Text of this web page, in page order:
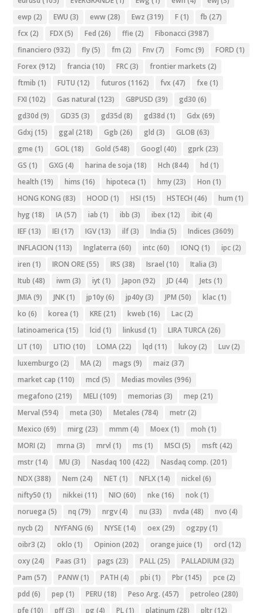
ewp (2) EWU (3) eww(28) Ewz (319) F(1) fb (27)
fcx (2) FDX(5) Fed (26) ffie (2) Fibonacci (3987)
financiero (932) fly(5) fm (2) Fnv(7) Fomc(9) FORD (1)
Forex (912) francia (10) FRC(3) frontier markets (2)
ftmib (1) FUTU (12) futuros (1162) fvx (47) fxe (1)
FXI (102) Gas natural (123) GBPUSD (39) gd30 (6)
gd30d (9) GD35 (3) gd35d (8) gd38d (1) Gdx (69)
Gdxj (15) ggal (218) Ggb (26) gld (3) GLOB (63)
gme (1) GOL(18) Gold (548) Googl (40) gprk(23)
GS (1) GXG (4) harina de soja (18) Hch (844) hd (1)
health (19) hims (16) hipoteca (1) hmy(23) Hon (1)
HONG KONG (83) HOOD (1) HSI (15) HSTECH (46) hum (1)
hyg (18) IA(57) iab (1) ibb (3) ibex (12) ibit (4)
IEF(13) IEI (17) IGV(13) ilf(3) India (5) Indices (3609)
INFLACION (113) Inglaterra (60) intc(60) IONQ (1) ipc(2)
iren (1) IRON ORE(55) IRS (38) Israel (10) Italia (3)
Itub (48) iwm (3) iyt (1) Japon (92) JD (44) Jets (1)
JMIA(9) JNK(1) jp10y(6) jp40y(3) JPM (50) klac(1)
ko (6) korea (1) KRE(21) kweb (16) Lac(2)
latinoamerica (15) lcid (1) linkusd (1) LIRA TURCA(26)
LIT (10) LITIO (10) LOMA(22) lqd (11) lukoy(2) Luv(2)
luxemburgo (2) MA(2) mags (9) maiz (37)
market cap (110) mcd (5) Medias moviles (996)
megafono (219) MELI (109) memorias (3) mep (21)
Merval (594) meta (30) Metales (784) metr(2)
Mexico (69) mirg (23) mmm (4) Moex (1) moh (1)
MORI (2) mrna (3) mrvl (1) ms (1) MSCI (5) msft (42)
mstr(14) MU (3) Nasdaq 100 (422) Nasdaq comp. (201)
NDX(388) Nem (24) NET (1) NFLX(14) nickel (6)
nifty50 (1) nikkei (11) NIO (60) nke (16) nok(1)
noruega (5) nq (79) nrgv(4) nu (33) nvda (48) nvo (4)
nycb (2) NYFANG (6) NYSE(14) oex (29) ogzpy(1)
oibr3 (2) oklo (1) Opinion (202) orange juice (1) orcl (12)
oxy(24) Paas (31) pags (23) PALL(25) PALLADIUM (32)
Pam (57) PANW(1) PATH (4) pbi (1) Pbr(145) pce (2)
pdd (6) pep (1) PERU (18) Peso Arg. (457) petroleo (280)
pfe (10) pff(3) pg (4) PL(1) platinum (28) pltr(12)